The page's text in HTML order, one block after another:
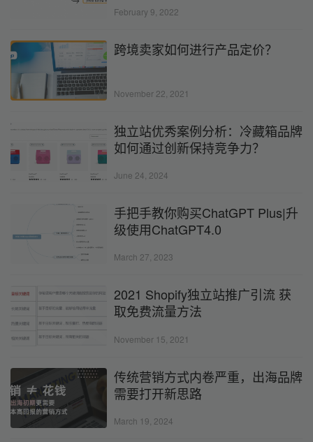
February 9, 2022
跨境卖家如何进行产品定价？
November 22, 2021
独立站优秀案例分析：冷藏箱品牌
如何通过创新保持竞争力？
June 24, 2024
手把手教你购买ChatGPT Plus|升
级使用ChatGPT4.0
March 27, 2023
2021 Shopify独立站推广引流 获
取免费流量方法
November 15, 2021
传统营销方式内卷严重，出海品牌
需要打开新思路
March 19, 2024